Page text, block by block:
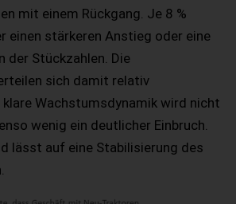
mit einem Rückgang. Je 8 %
einen stärkeren Anstieg oder eine
der Stückzahlen. Die
sich damit relativ
klare Wachstumsdynamik wird nicht
wenig ein deutlicher Einbruch.
lässt auf eine Stabilisierung des